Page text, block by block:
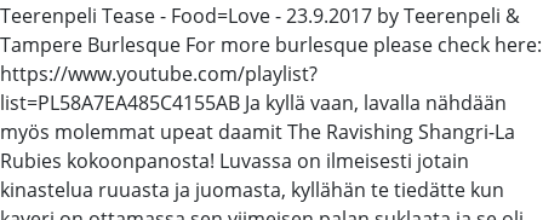
Teerenpeli Tease - Food=Love - 23.9.2017 by Teerenpeli &
Tampere Burlesque For more burlesque please check here:
https://www.youtube.com/playlist?
list=PL58A7EA485C4155AB Ja kyllä vaan, lavalla nähdään
myös molemmat upeat daamit The Ravishing Shangri-La
Rubies kokoonpanosta! Luvassa on ilmeisesti jotain
kinastelua ruuasta ja juomasta, kyllähän te tiedätte kun